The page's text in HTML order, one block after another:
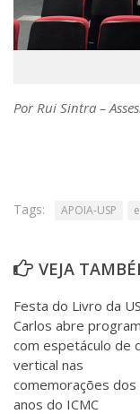
Por Rui Sintra –
Tags: APOIA-USP
VEJA
Festa do Livro da
Carlos abre
com espetáculo de
vertical nas
comemorações dos
anos do ICMC